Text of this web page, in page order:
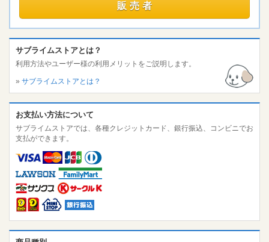
販売者
サブライムストアとは？
利用方法やユーザー様の利用メリットをご説明します。
» サブライムストアとは？
お支払い方法について
サブライムストアでは、各種クレジットカード、銀行振込、コンビニでお
支払ができます。